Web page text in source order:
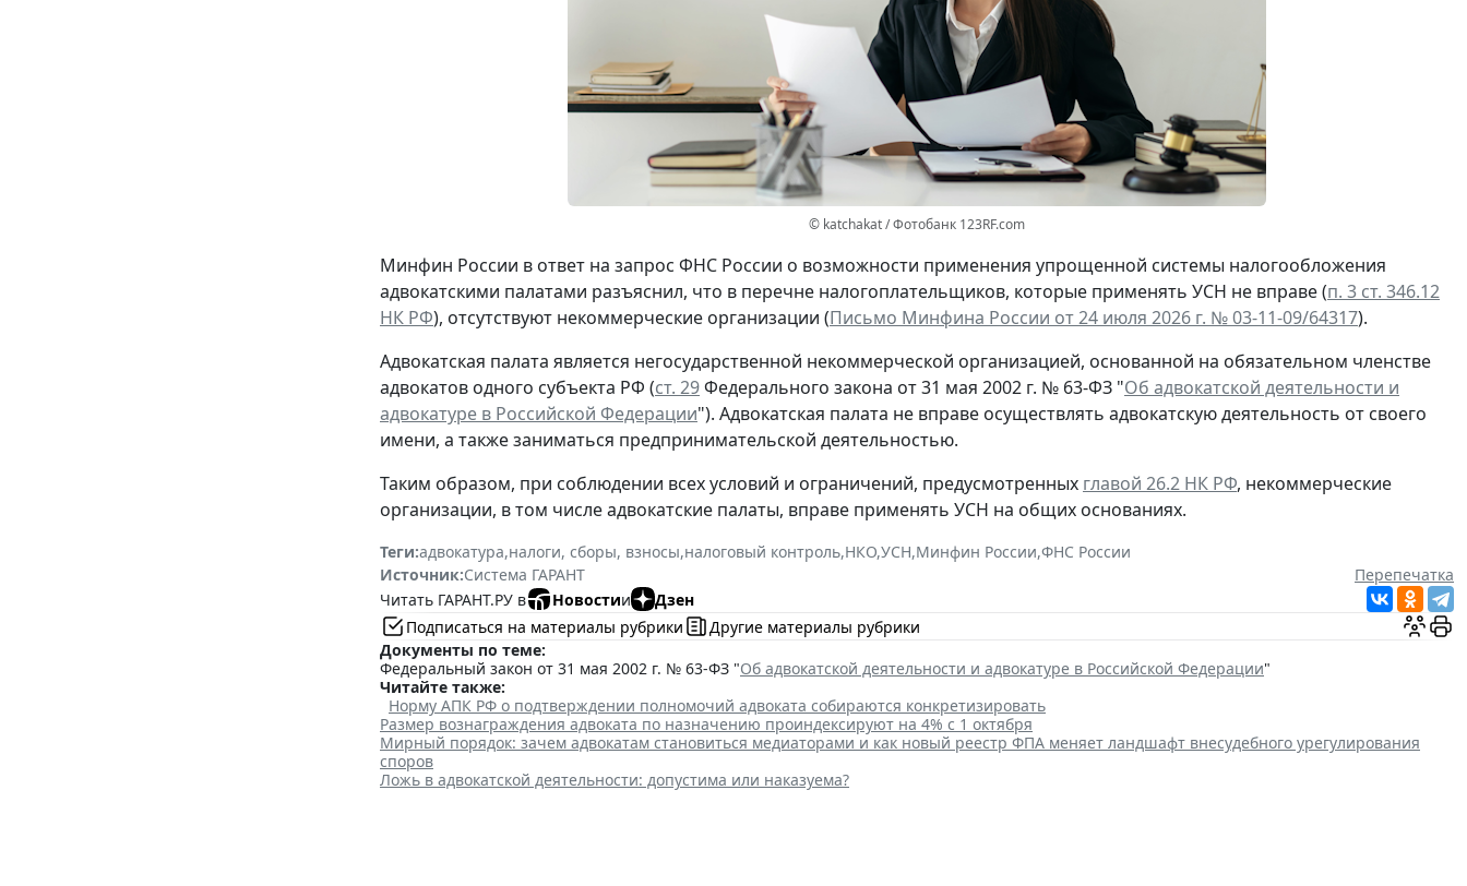
© katchakat / Фотобанк 123RF.com
Минфин России в ответ на запрос ФНС России о возможности применения упрощенной системы налогообложения
адвокатскими палатами разъяснил, что в перечне налогоплательщиков, которые применять УСН не вправе (п. 3 ст. 346.12
НК РФ), отсутствуют некоммерческие организации (Письмо Минфина России от 24 июля 2026 г. № 03-11-09/64317).
Адвокатская палата является негосударственной некоммерческой организацией, основанной на обязательном членстве
адвокатов одного субъекта РФ (ст. 29Федерального закона от 31 мая 2002 г. № 63-ФЗ "Об адвокатской деятельности и
адвокатуре в Российской Федерации"). Адвокатская палата не вправе осуществлять адвокатскую деятельность от своего
имени, а также заниматься предпринимательской деятельностью.
Таким образом, при соблюдении всех условий и ограничений, предусмотренных главой 26.2 НК РФ, некоммерческие
организации, в том числе адвокатские палаты, вправе применять УСН на общих основаниях.
Теги:адвокатура,налоги, сборы, взносы,налоговый контроль,НКО,УСН,Минфин России,ФНС России
Источник:Система ГАРАНТ
Перепечатка
Читать ГАРАНТ.РУ в
Новостии
Дзен
Подписаться на материалы рубрики
Другие материалы рубрики
Документы по теме:
Федеральный закон от 31 мая 2002 г. № 63-ФЗ "Об адвокатской деятельности и адвокатуре в Российской Федерации"
Читайте также:
Норму АПК РФ о подтверждении полномочий адвоката собираются конкретизировать
Размер вознаграждения адвоката по назначению проиндексируют на 4% с 1 октября
Мирный порядок: зачем адвокатам становиться медиаторами и как новый реестр ФПА меняет ландшафт внесудебного урегулирования
споров
Ложь в адвокатской деятельности: допустима или наказуема?